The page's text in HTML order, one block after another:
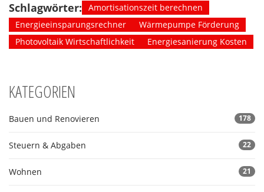
Schlagwörter:
Amortisationszeit berechnen
Energieeinsparungsrechner
Wärmepumpe Förderung
Photovoltaik Wirtschaftlichkeit
Energiesanierung Kosten
KATEGORIEN
Bauen und Renovieren 178
Steuern & Abgaben 22
Wohnen 21